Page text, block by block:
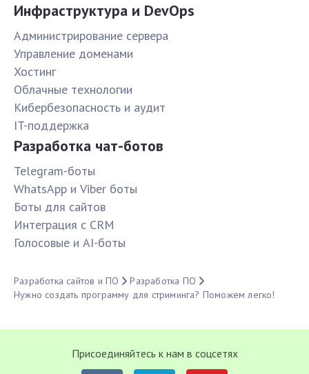
Инфраструктура и DevOps
Администрирование сервера
Управление доменами
Хостинг
Облачные технологии
Кибербезопасность и аудит
IT-поддержка
Разработка чат-ботов
Telegram-боты
WhatsApp и Viber боты
Боты для сайтов
Интеграция с CRM
Голосовые и AI-боты
Разработка сайтов и ПО
Разработка ПО
Нужно создать программу для стриминга? Поможем легко!
Присоединяйтесь к нам в соцсетях